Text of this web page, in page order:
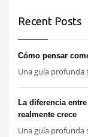
Recent Posts
Cómo pensar
Una guía profunda
La diferencia
realmente crece
Una guía profunda